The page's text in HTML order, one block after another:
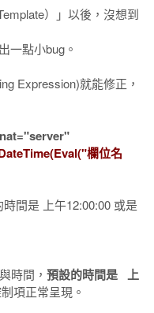
）」以後，沒想到
一點小bug。
Expression)就能修正，
欄位名
間是 上午12:00:00 或是
時間， 預設的時間是 上
項正常呈現。